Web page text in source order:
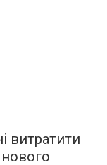
витратити